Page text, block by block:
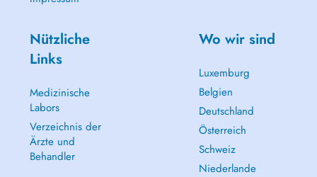
Nützliche
Links
Medizinische
Labors
Verzeichnis der
Ärzte und
Behandler
Wo wir sind
Luxemburg
Belgien
Deutschland
Österreich
Schweiz
Niederlande